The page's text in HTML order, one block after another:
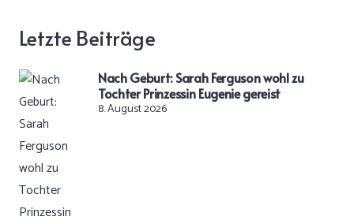
Letzte Beiträge
Nach Geburt: Sarah Ferguson wohl zu
Tochter Prinzessin Eugenie gereist
8. August 2026